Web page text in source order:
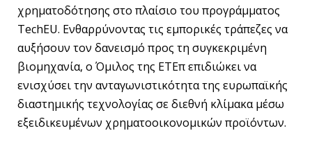
χρηματοδότησης στο πλαίσιο του προγράμματος
TechEU. Ενθαρρύνοντας τις εμπορικές τράπεζες να
αυξήσουν τον δανεισμό προς τη συγκεκριμένη
βιομηχανία, ο Όμιλος της ΕΤΕπ επιδιώκει να
ενισχύσει την ανταγωνιστικότητα της ευρωπαϊκής
διαστημικής τεχνολογίας σε διεθνή κλίμακα μέσω
εξειδικευμένων χρηματοοικονομικών προϊόντων.